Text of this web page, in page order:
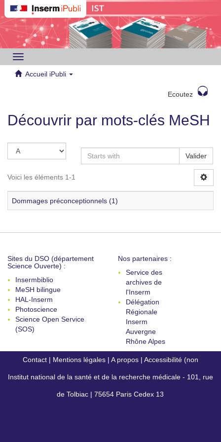
Toggle
navigation
Accueil iPubli
Ecoutez
Découvrir par mots-clés MeSH
Valider
Voici les éléments 1-1
Dommages préconceptionnels (1)
Sites du DSO (département
Science Ouverte) :
Insermbiblio
MeSH bilingue
HAL-Inserm
Photoscience
Science Open Service
(SOS)
Nos partenaires :
Service des
archives de
l'Inserm
Délégation
Régionale
Inserm
Auvergne
Rhône Alpes
Contact | Mentions légales | A propos | Accessibilité (non
conforme)
Institut national de la santé et de la recherche médicale - 101, rue
de Tolbiac | 75654 Paris Cedex 13